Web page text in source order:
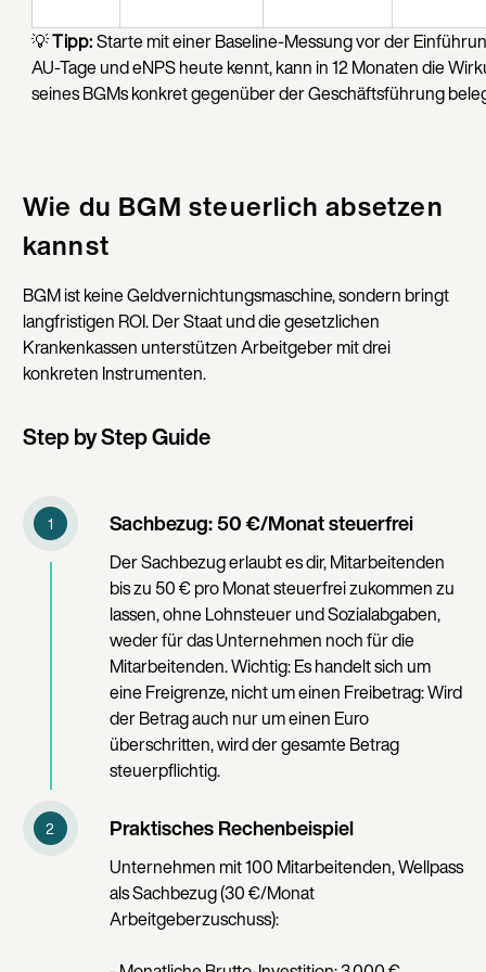
💡Tipp:Starte mit einer Baseline-Messung vor der
AU-Tage und eNPS heute kennt, kann in 12 Monaten die
seines BGMs konkret gegenüber der Geschäftsführung
Wie du BGM steuerlich absetzen
kannst
BGM ist keine Geldvernichtungsmaschine, sondern bringt
langfristigen ROI. Der Staat und die gesetzlichen
Krankenkassen unterstützen Arbeitgeber mit drei
konkreten Instrumenten.
Step by Step Guide
Sachbezug: 50 €/Monat steuerfrei
Der Sachbezug erlaubt es dir, Mitarbeitenden
bis zu 50 € pro Monat steuerfrei zukommen zu
lassen, ohne Lohnsteuer und Sozialabgaben,
weder für das Unternehmen noch für die
Mitarbeitenden. Wichtig: Es handelt sich um
eine Freigrenze, nicht um einen Freibetrag: Wird
der Betrag auch nur um einen Euro
überschritten, wird der gesamte Betrag
steuerpflichtig.
Praktisches Rechenbeispiel
Unternehmen mit 100 Mitarbeitenden, Wellpass
als Sachbezug (30 €/Monat
Arbeitgeberzuschuss):